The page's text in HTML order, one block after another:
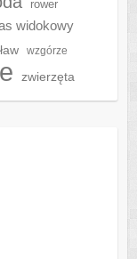
rower
widokowy
wzgórze
zwierzęta